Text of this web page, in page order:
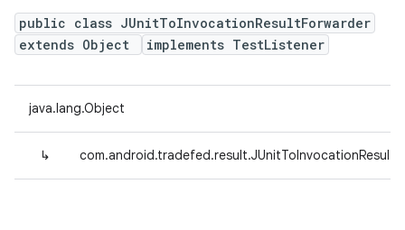
public class JUnitToInvocationResultForwarder
extends Object
implements TestListener
java.lang.Object
↳